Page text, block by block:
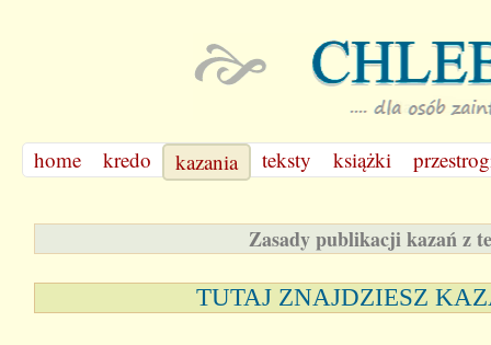
home kredo kazania teksty książki
Zasady publikacji kazań z
TUTAJ ZNAJDZIESZ